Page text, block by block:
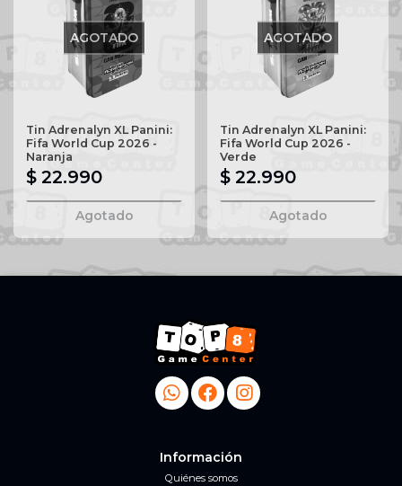
AGOTADO
Tin Adrenalyn XL Panini:
Fifa World Cup 2026 -
Naranja
$ 22.990
Agotado
AGOTADO
Tin Adrenalyn XL Panini:
Fifa World Cup 2026 -
Verde
$ 22.990
Agotado
Información
Quiénes somos